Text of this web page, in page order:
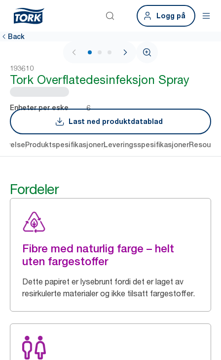
Logg på
Back
1 / 3
193610
Tork Overflatedesinfeksjon Spray
Enheter per eske
6
Last ned produktdatablad
ProduktspesifikasjonerLeveringsspesifikasjoner
Fordeler
Fibre med naturlig farge – helt
uten fargestoffer
Dette papiret er lysebrunt fordi det er laget av
resirkulerte materialer og ikke tilsatt fargestoffer.